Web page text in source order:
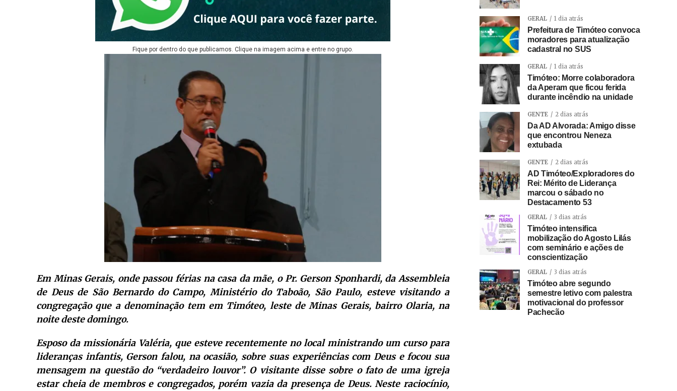
Fique por dentro do que publicamos. Clique na imagem acima e entre no grupo.
Em Minas Gerais, onde passou férias na casa da mãe, o Pr. Gerson Sponhardi, da Assembleia
de Deus de São Bernardo do Campo, Ministério do Taboão, São Paulo, esteve visitando a
congregação que a denominação tem em Timóteo, leste de Minas Gerais, bairro Olaria, na
noite deste domingo.
Esposo da missionária Valéria, que esteve recentemente no local ministrando um curso para
lideranças infantis, Gerson falou, na ocasião, sobre suas experiências com Deus e focou sua
mensagem na questão do “verdadeiro louvor”. O visitante disse sobre o fato de uma igreja
estar cheia de membros e congregados, porém vazia da presença de Deus. Neste raciocínio,
GERAL 1 dia atrás
Prefeitura de Timóteo convoca
moradores para atualização
cadastral no SUS
GERAL 1 dia atrás
Timóteo: Morre colaboradora
da Aperam que ficou ferida
durante incêndio na unidade
GENTE 2 dias atrás
Da AD Alvorada: Amigo disse
que encontrou Neneza
extubada
GENTE 2 dias atrás
AD Timóteo/Exploradores do
Rei: Mérito de Liderança
marcou o sábado no
Destacamento 53
GERAL 3 dias atrás
Timóteo intensifica
mobilização do Agosto Lilás
com seminário e ações de
conscientização
GERAL 3 dias atrás
Timóteo abre segundo
semestre letivo com palestra
motivacional do professor
Pachecão